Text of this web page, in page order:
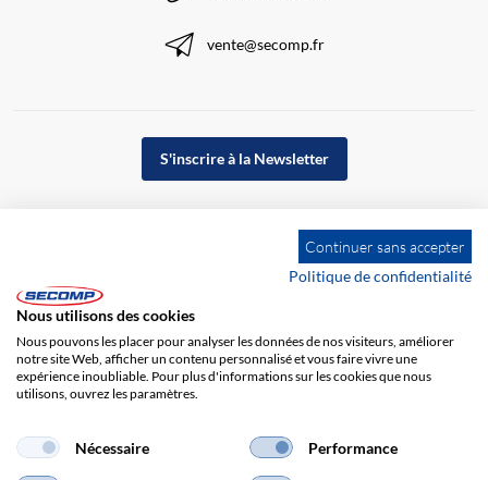
vente@secomp.fr
S'inscrire à la Newsletter
Impression Responsabilité
Continuer sans accepter
Politique de confidentialité
Nous utilisons des cookies
Nous pouvons les placer pour analyser les données de nos visiteurs, améliorer
notre site Web, afficher un contenu personnalisé et vous faire vivre une
expérience inoubliable. Pour plus d'informations sur les cookies que nous
utilisons, ouvrez les paramètres.
Nécessaire Performance